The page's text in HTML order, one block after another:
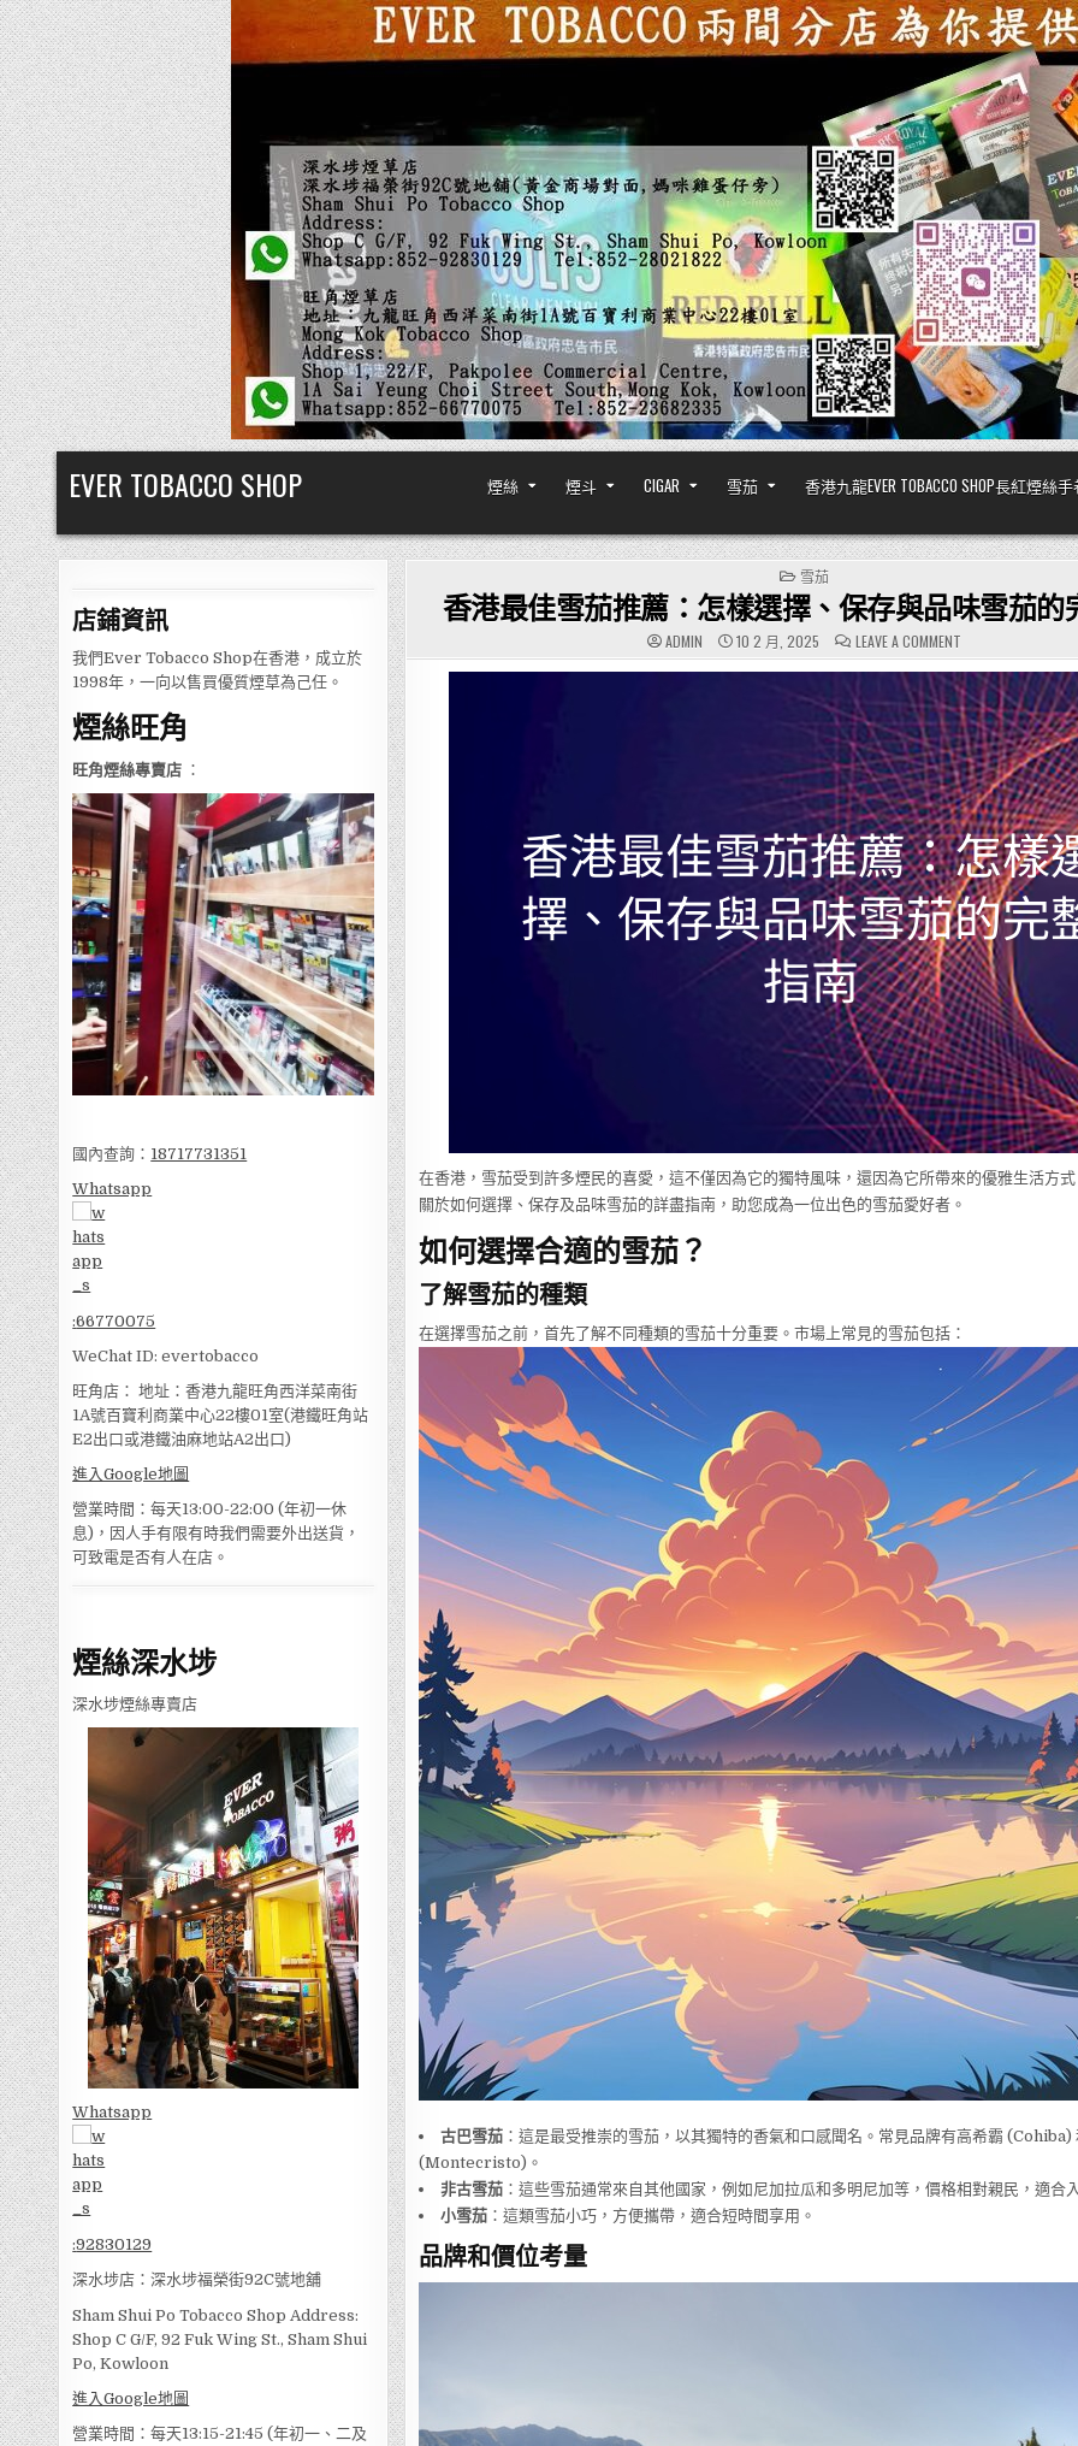
Skip
to
content
EVER TOBACCO SHOP 煙絲 煙斗 CIGAR 雪茄 香港九龍EVER TOBACCO SHOP長紅煙
店鋪資訊
我們Ever Tobacco Shop在香港，成立於
1998年，一向以售買優質煙草為己任。
煙絲旺角
旺角煙絲專賣店 ：
國內查詢： 18717731351
Whatsapp
:66770075
WeChat ID: evertobacco
旺角店： 地址：香港九龍旺角西洋菜南街
1A號百寶利商業中心22樓01室(港鐵旺角站
E2出口或港鐵油麻地站A2出口)
進入Google地圖
營業時間：每天13:00-22:00 (年初一休
息)，因人手有限有時我們需要外出送貨，
可致電是否有人在店。
煙絲深水埗
深水埗煙絲專賣店
Whatsapp
:92830129
深水埗店：深水埗福榮街92C號地舖
Sham Shui Po Tobacco Shop Address:
Shop C G/F, 92 Fuk Wing St., Sham Shui
Po, Kowloon
進入Google地圖
營業時間：每天13:15-21:45 (年初一、二及
POSTED
IN
雪茄
香港最佳雪茄推薦：怎樣選擇、保存與品味雪茄的
ADMIN 10 2 月, 2025 LEAVE A COMMENTON
香
港
最
佳
雪
茄
推
薦：
怎
樣
選
擇、
保
存
與
品
味
雪
茄
的
完
整
指
南
在香港，雪茄受到許多煙民的喜愛，這不僅因為它的獨特風味，還因為它所帶來的優雅生活方
關於如何選擇、保存及品味雪茄的詳盡指南，助您成為一位出色的雪茄愛好者。
如何選擇合適的雪茄？
了解雪茄的種類
在選擇雪茄之前，首先了解不同種類的雪茄十分重要。市場上常見的雪茄包括：
古巴雪茄：這是最受推崇的雪茄，以其獨特的香氣和口感聞名。常見品牌有高希霸 (Cohiba)
(Montecristo)。
非古雪茄：這些雪茄通常來自其他國家，例如尼加拉瓜和多明尼加等，價格相對親民，適合
小雪茄：這類雪茄小巧，方便攜帶，適合短時間享用。
品牌和價位考量